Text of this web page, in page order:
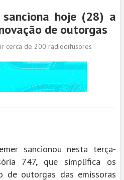
sanciona hoje (28) a
de outorgas
cerca de 200 radiodifusores
sancionou nesta terça-
747, que simplifica os
de outorgas das emissoras